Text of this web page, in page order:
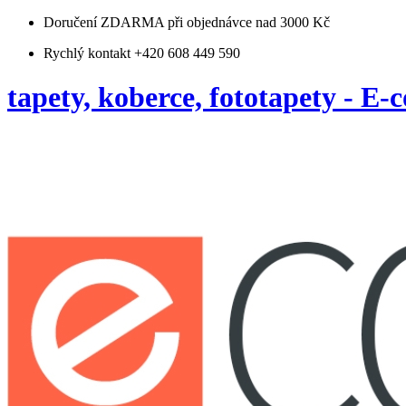
Doručení ZDARMA při objednávce nad 3000 Kč
Rychlý kontakt +420 608 449 590
tapety, koberce, fototapety - E-